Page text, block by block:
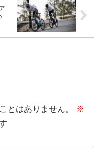
とはありません。
※